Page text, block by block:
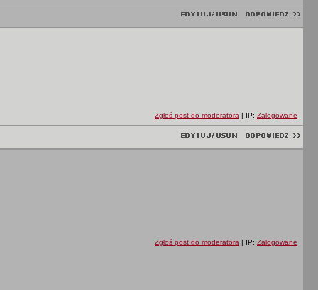
Zgłoś post do moderatora | IP: Zalogowane
Zgłoś post do moderatora | IP: Zalogowane